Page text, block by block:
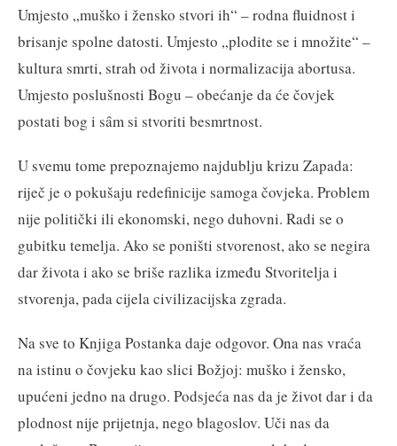
Umjesto „muško i žensko stvori ih“ – rodna fluidnost i
brisanje spolne datosti. Umjesto „plodite se i množite“ –
kultura smrti, strah od života i normalizacija abortusa.
Umjesto poslušnosti Bogu – obećanje da će čovjek
postati bog i sȃm si stvoriti besmrtnost.
U svemu tome prepoznajemo najdublju krizu Zapada:
riječ je o pokušaju redefinicije samoga čovjeka. Problem
nije politički ili ekonomski, nego duhovni. Radi se o
gubitku temelja. Ako se poništi stvorenost, ako se negira
dar života i ako se briše razlika između Stvoritelja i
stvorenja, pada cijela civilizacijska zgrada.
Na sve to Knjiga Postanka daje odgovor. Ona nas vraća
na istinu o čovjeku kao slici Božjoj: muško i žensko,
upućeni jedno na drugo. Podsjeća nas da je život dar i da
plodnost nije prijetnja, nego blagoslov. Uči nas da